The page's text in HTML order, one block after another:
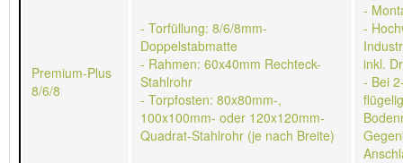
Premium-Plus
8/6/8
- Torfüllung: 8/6/8mm-
Doppelstabmatte
- Rahmen: 60x40mm Rechteck-
Stahlrohr
- Torpfosten: 80x80mm-,
100x100mm- oder 120x120mm-
Quadrat-Stahlrohr (je nach Breite)
-
-
inkl.
- Bei